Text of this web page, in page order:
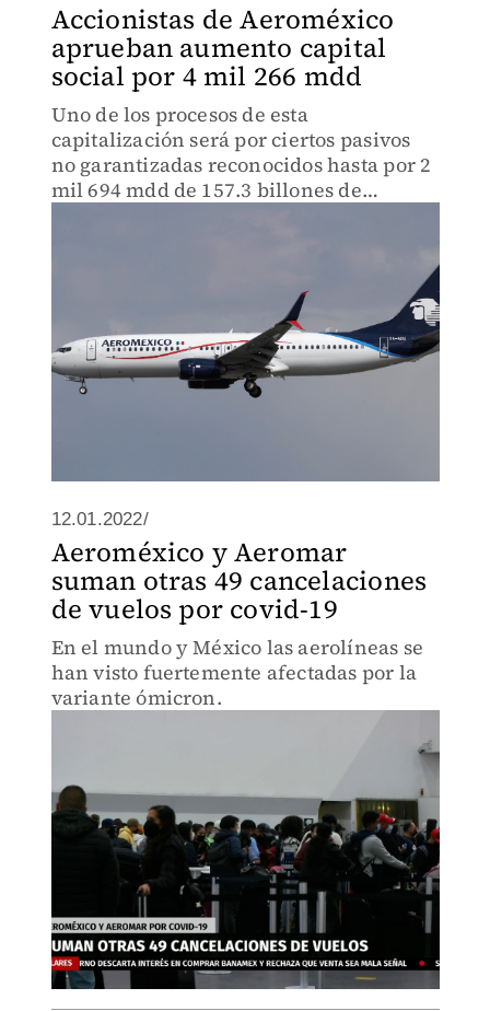
Accionistas de Aeroméxico
aprueban aumento capital
social por 4 mil 266 mdd
Uno de los procesos de esta
capitalización será por ciertos pasivos
no garantizadas reconocidos hasta por 2
mil 694 mdd de 157.3 billones de
12.01.2022/
Aeroméxico y Aeromar
suman otras 49 cancelaciones
de vuelos por covid-19
En el mundo y México las aerolíneas se
han visto fuertemente afectadas por la
variante ómicron.